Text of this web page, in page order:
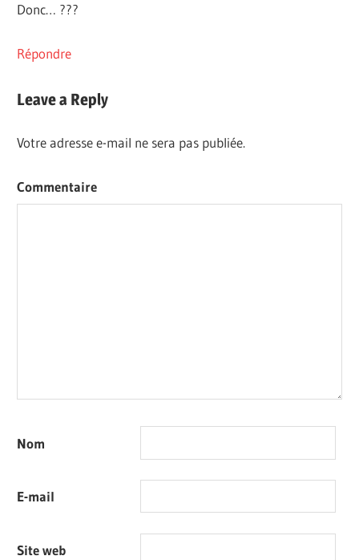
Donc… ???
Répondre
Leave a Reply
Votre adresse e-mail ne sera pas publiée.
Commentaire
Nom
E-mail
Site web